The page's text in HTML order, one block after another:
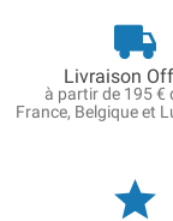
Livraison
à partir de 195 €
France, Belgique et